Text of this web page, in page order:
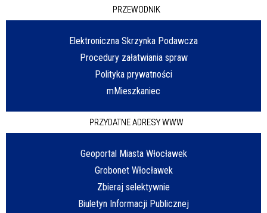
PRZEWODNIK
Elektroniczna Skrzynka Podawcza
Procedury załatwiania spraw
Polityka prywatności
mMieszkaniec
PRZYDATNE ADRESY WWW
Geoportal Miasta Włocławek
Grobonet Włocławek
Zbieraj selektywnie
Biuletyn Informacji Publicznej